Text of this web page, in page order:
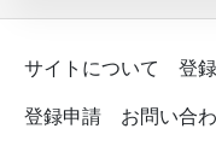
サイトについて 登
登録申請
お問い合